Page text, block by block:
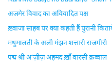
अजमेर विवाद का अविवादित पक्ष
ख़्वाजा साहब पर क्या कहती हैं पुरानी
मधुमालती के अली मंझन शत्तारी राजगीरी
पद्म श्री अ’ज़ीज़ अहमद ख़ाँ वारसी क़व्वाल